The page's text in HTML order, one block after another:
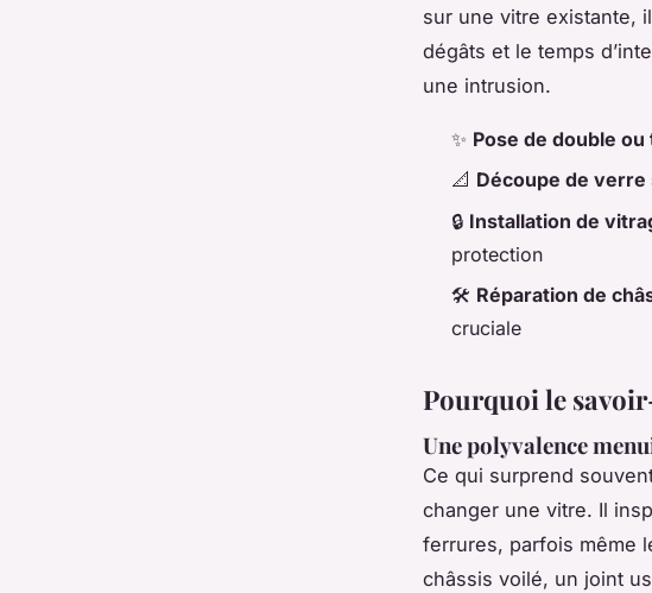
sur une vitre existante,
dégâts et le temps
une intrusion.
✨ Pose de double
📐 Découpe de
🔒 Installation de
protection
🛠️ Réparation de
cruciale
Pourquoi le
Une polyvalence
Ce qui surprend
changer une vitre. Il
ferrures, parfois même
châssis voilé, un joint